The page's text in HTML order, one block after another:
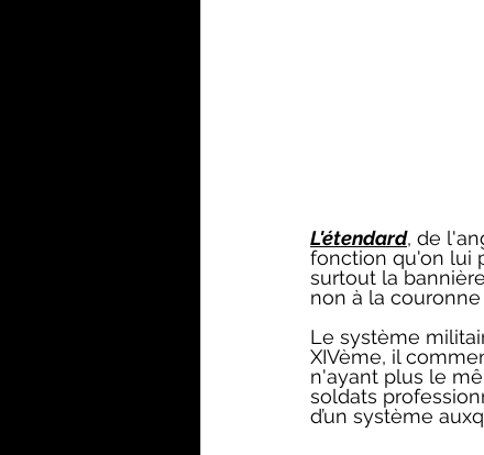
L'étendard, de
fonction qu'on lui
surtout la
non à la
Le système
XIVème, il
n'ayant plus le
soldats
d’un système